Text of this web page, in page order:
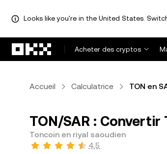
Looks like you're in the United States.
Acheter des cryptos
Accueil Calculatrice TON en
TON/SAR : Convertir
Toncoin en riyal saoudien
4,5